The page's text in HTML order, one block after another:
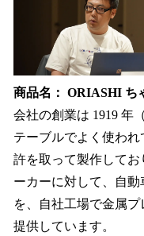
商品名： ORIASHI ち
会社の創業は 1919 年
テーブルでよく使わ
許を取って製作して
ーカーに対して、自
を、自社工場で金属プ
提供しています。